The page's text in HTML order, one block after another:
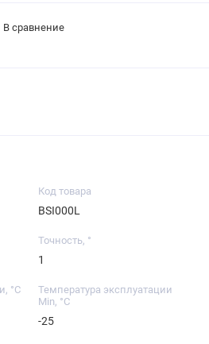
В сравнение
Код товара
BSI000L
Точность, °
1
°C
Температура эксплуатации
Min, °C
-25